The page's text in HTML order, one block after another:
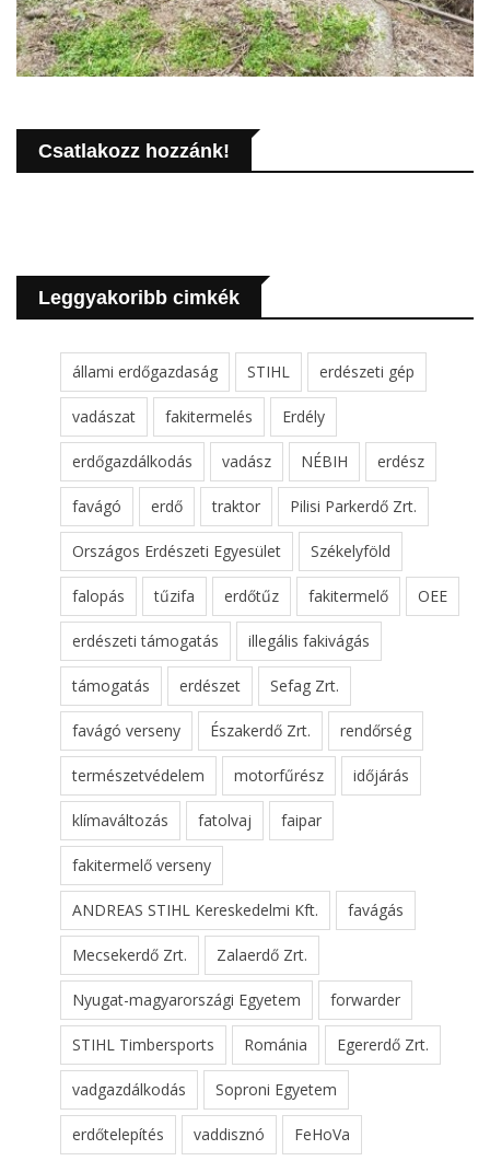
Csatlakozz hozzánk!
Leggyakoribb cimkék
állami erdőgazdaság STIHL erdészeti gép
vadászat fakitermelés Erdély
erdőgazdálkodás vadász NÉBIH erdész
favágó erdő traktor Pilisi Parkerdő Zrt.
Országos Erdészeti Egyesület Székelyföld
falopás tűzifa erdőtűz fakitermelő OEE
erdészeti támogatás illegális fakivágás
támogatás erdészet Sefag Zrt.
favágó verseny Északerdő Zrt. rendőrség
természetvédelem motorfűrész időjárás
klímaváltozás fatolvaj faipar
fakitermelő verseny
ANDREAS STIHL Kereskedelmi Kft. favágás
Mecsekerdő Zrt. Zalaerdő Zrt.
Nyugat-magyarországi Egyetem forwarder
STIHL Timbersports Románia Egererdő Zrt.
vadgazdálkodás Soproni Egyetem
erdőtelepítés vaddisznó FeHoVa